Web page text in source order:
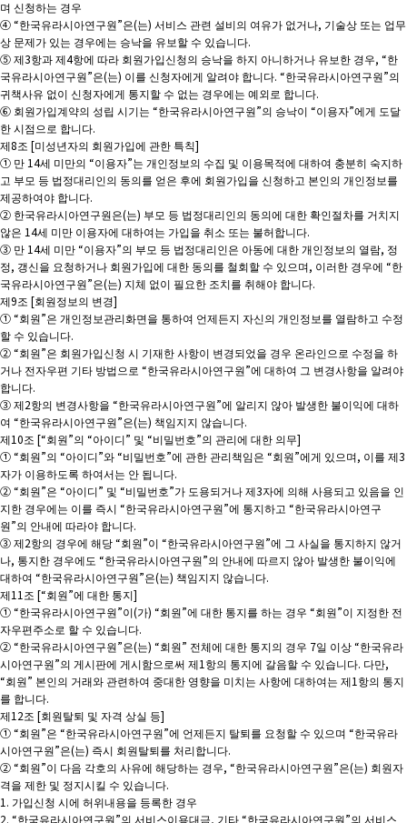
며 신청하는 경우
④ “한국유라시아연구원”은(는) 서비스 관련 설비의 여유가 없거나, 기술상 또는 업무
상 문제가 있는 경우에는 승낙을 유보할 수 있습니다.
⑤ 제3항과 제4항에 따라 회원가입신청의 승낙을 하지 아니하거나 유보한 경우, “한
국유라시아연구원”은(는) 이를 신청자에게 알려야 합니다. “한국유라시아연구원”의
귀책사유 없이 신청자에게 통지할 수 없는 경우에는 예외로 합니다.
⑥ 회원가입계약의 성립 시기는 “한국유라시아연구원”의 승낙이 “이용자”에게 도달
한 시점으로 합니다.
제8조 [미성년자의 회원가입에 관한 특칙]
① 만 14세 미만의 “이용자”는 개인정보의 수집 및 이용목적에 대하여 충분히 숙지하
고 부모 등 법정대리인의 동의를 얻은 후에 회원가입을 신청하고 본인의 개인정보를
제공하여야 합니다.
② 한국유라시아연구원은(는) 부모 등 법정대리인의 동의에 대한 확인절차를 거치지
않은 14세 미만 이용자에 대하여는 가입을 취소 또는 불허합니다.
③ 만 14세 미만 “이용자”의 부모 등 법정대리인은 아동에 대한 개인정보의 열람, 정
정, 갱신을 요청하거나 회원가입에 대한 동의를 철회할 수 있으며, 이러한 경우에 “한
국유라시아연구원”은(는) 지체 없이 필요한 조치를 취해야 합니다.
제9조 [회원정보의 변경]
① “회원”은 개인정보관리화면을 통하여 언제든지 자신의 개인정보를 열람하고 수정
할 수 있습니다.
② “회원”은 회원가입신청 시 기재한 사항이 변경되었을 경우 온라인으로 수정을 하
거나 전자우편 기타 방법으로 “한국유라시아연구원”에 대하여 그 변경사항을 알려야
합니다.
③ 제2항의 변경사항을 “한국유라시아연구원”에 알리지 않아 발생한 불이익에 대하
여 “한국유라시아연구원”은(는) 책임지지 않습니다.
제10조 [“회원”의 “아이디” 및 “비밀번호”의 관리에 대한 의무]
① “회원”의 “아이디”와 “비밀번호”에 관한 관리책임은 “회원”에게 있으며, 이를 제3
자가 이용하도록 하여서는 안 됩니다.
② “회원”은 “아이디” 및 “비밀번호”가 도용되거나 제3자에 의해 사용되고 있음을 인
지한 경우에는 이를 즉시 “한국유라시아연구원”에 통지하고 “한국유라시아연구
원”의 안내에 따라야 합니다.
③ 제2항의 경우에 해당 “회원”이 “한국유라시아연구원”에 그 사실을 통지하지 않거
나, 통지한 경우에도 “한국유라시아연구원”의 안내에 따르지 않아 발생한 불이익에
대하여 “한국유라시아연구원”은(는) 책임지지 않습니다.
제11조 [“회원”에 대한 통지]
① “한국유라시아연구원”이(가) “회원”에 대한 통지를 하는 경우 “회원”이 지정한 전
자우편주소로 할 수 있습니다.
② “한국유라시아연구원”은(는) “회원” 전체에 대한 통지의 경우 7일 이상 “한국유라
시아연구원”의 게시판에 게시함으로써 제1항의 통지에 갈음할 수 있습니다. 다만,
“회원” 본인의 거래와 관련하여 중대한 영향을 미치는 사항에 대하여는 제1항의 통지
를 합니다.
제12조 [회원탈퇴 및 자격 상실 등]
① “회원”은 “한국유라시아연구원”에 언제든지 탈퇴를 요청할 수 있으며 “한국유라
시아연구원”은(는) 즉시 회원탈퇴를 처리합니다.
② “회원”이 다음 각호의 사유에 해당하는 경우, “한국유라시아연구원”은(는) 회원자
격을 제한 및 정지시킬 수 있습니다.
1. 가입신청 시에 허위내용을 등록한 경우
2. “한국유라시아연구원”의 서비스이용대금, 기타 “한국유라시아연구원”의 서비스